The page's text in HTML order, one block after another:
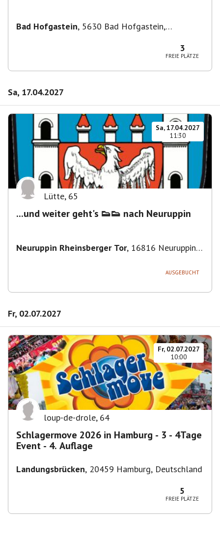
Bad Hofgastein, 5630 Bad Hofgastein,
3
FREIE PLÄTZE
Sa, 17.04.2027
Sa, 17.04.2027
11:30
Lütte, 65
...und weiter geht's 👟👟 nach Neuruppin
Neuruppin Rheinsberger Tor, 16816 Neuruppin,
AUSGEBUCHT
Fr, 02.07.2027
Fr, 02.07.2027
10:00
loup-de-drole, 64
Schlagermove 2026 in Hamburg - 3 - 4Tage
Event - 4. Auflage
Landungsbrücken, 20459 Hamburg, Deutschland
5
FREIE PLÄTZE